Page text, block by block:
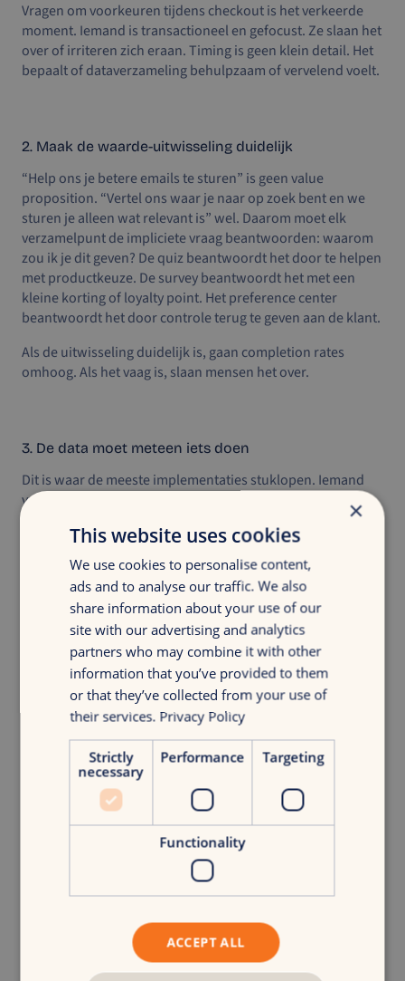
Vragen om voorkeuren tijdens checkout is het verkeerde
moment. Iemand is transactioneel en gefocust. Ze slaan het
over of irriteren zich eraan. Timing is geen klein detail. Het
bepaalt of dataverzameling behulpzaam of vervelend voelt.
2. Maak de waarde-uitwisseling duidelijk
“Help ons je betere emails te sturen” is geen value
proposition. “Vertel ons waar je naar op zoek bent en we
sturen je alleen wat relevant is” wel. Daarom moet elk
verzamelpunt de impliciete vraag beantwoorden: waarom
zou ik je dit geven? De quiz beantwoordt het door te helpen
met productkeuze. De survey beantwoordt het met een
kleine korting of loyalty point. Het preference center
beantwoordt het door controle terug te geven aan de klant.
Als de uitwisseling duidelijk is, gaan completion rates
omhoog. Als het vaag is, slaan mensen het over.
3. De data moet meteen iets doen
Dit is waar de meeste implementaties stuklopen. Iemand
vult de quiz in. Ze krijgen een productaanbeveling. Ze
kopen. En vervolgens krijgen ze… dezelfde welkomstflow
als iedereen.
De voorkeursdata moet de automation meteen laten
vertakken. Als de quiz zegt “ik shop voor iemand anders,”
moet de welkomstflow dat erkennen binnen de eerste
email. Als de post-purchase survey zegt “cadeau,” moet de
tweede email gifting-content bevatten, care instructions,
reorder voor de volgende keer, en de gift message-optie.
Als de data niet verandert wat er daarna gebeurt, heb je
geen zero-party data gebouwd. Je hebt een quiz gebouwd.
Dus wat doe je er eigenlijk mee?
Declared data is alleen nuttig als het verandert wat iemand
ontvangt. Dat klinkt voor de hand liggend. Maar de meeste
merken missen het nog steeds.
grote lijst heb je groepen mensen met bekende context.
Iemand die zei voor cadeaus te shoppen, krijgt andere
content dan iemand die voor zichzelf shopt. Hoewel de lijst
×
This website uses cookies
We use cookies to personalise content,
ads and to analyse our traffic. We also
share information about your use of our
site with our advertising and analytics
partners who may combine it with other
information that you’ve provided to them
or that they’ve collected from your use of
their services. Privacy Policy
Strictly
necessary
Performance Targeting
Functionality
ACCEPT ALL